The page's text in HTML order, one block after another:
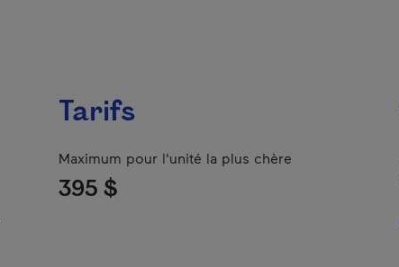
Tarifs
Maximum pour l'unité la plus chère
395 $